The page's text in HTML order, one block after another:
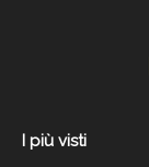
I più visti